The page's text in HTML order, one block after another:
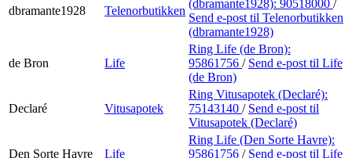
dbramante1928 Telenorbutikken
(dbramante1928): 90518000 /
Send e-post til Telenorbutikken
(dbramante1928)
de Bron Life
Ring Life (de Bron):
95861756 / Send e-post til Life
(de Bron)
Declaré Vitusapotek
Ring Vitusapotek (Declaré):
75143140 / Send e-post til
Vitusapotek (Declaré)
Den Sorte Havre Life
Ring Life (Den Sorte Havre):
95861756 / Send e-post til Life